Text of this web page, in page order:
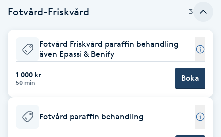
Babylights
Balayage
Bambumassage
Barber
Barnklippning
Fotvård-Friskvård 3
Fotvård Friskvård paraffin behandling
även Epassi & Benify
1 000 kr
50 min Boka
Fotvård paraffin behandling